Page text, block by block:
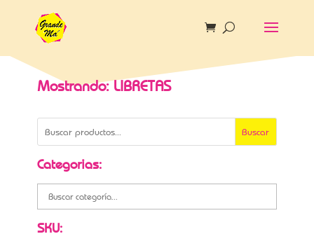
Mostrando: LIBRETAS
Buscar
Categorias:
SKU: